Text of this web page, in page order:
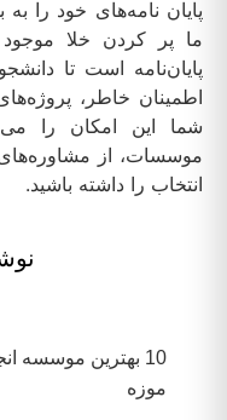
پایان نامه‌های خود را
ما پر کردن خلا
پایان‌نامه است تا
اطمینان خاطر،
شما این امکان را
موسسات، از
انتخاب را داشته باشید.
10 بهترین موسسه
موزه